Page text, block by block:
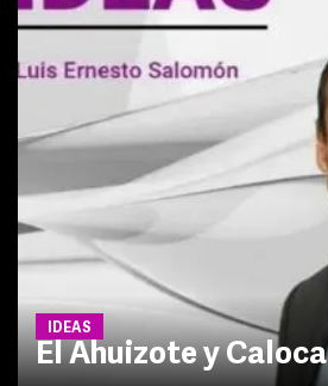
IDEAS
El Ahuizote y Caloca